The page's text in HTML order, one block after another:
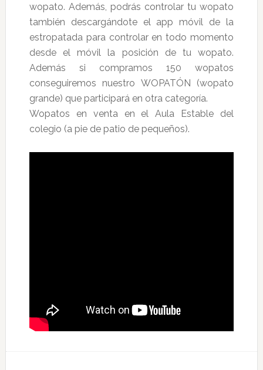
wopato. Además, podrás controlar tu wopato
también descargándote el app móvil de la
estropatada para controlar en todo momento
desde el móvil la posición de tu wopato.
Además si compramos 150 wopatos
conseguiremos nuestro WOPATÓN (wopato
grande) que participará en otra categoría.
Wopatos en venta en el Aula Estable del
colegio (a pie de patio de pequeños).